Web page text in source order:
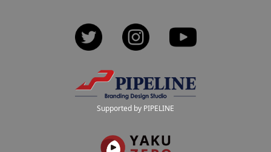
Twitter Instagram
Supported by PIPELINE